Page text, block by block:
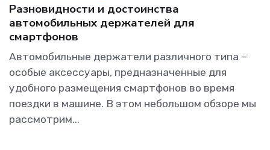
Разновидности и достоинства
автомобильных держателей для
смартфонов
Автомобильные держатели различного типа –
особые аксессуары, предназначенные для
удобного размещения смартфонов во время
поездки в машине. В этом небольшом обзоре мы
рассмотрим...